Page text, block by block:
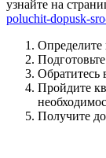
узнайте на
poluchit-dopusk-
Определите
Пройдите
Получите